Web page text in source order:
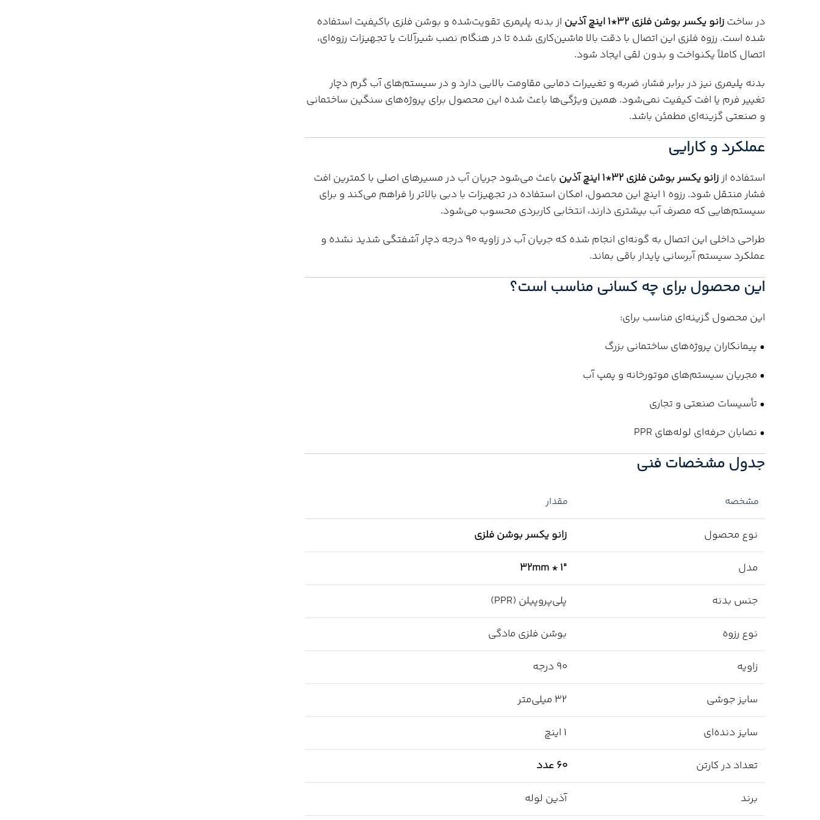
در ساختزانو یکسر بوشن فلزی 32*1 اینچ آذین
از بدنه پلیمری تقویت‌شده و بوشن فلزی باکیفیت استفاده
شده است. رزوه فلزی این اتصال با دقت بالا ماشین‌کاری شده تا در هنگام نصب شیرآلات یا تجهیزات رزوه‌ای،
اتصال کاملاً یکنواخت و بدون لقی ایجاد شود.
بدنه پلیمری نیز در برابر فشار، ضربه و تغییرات دمایی مقاومت بالایی دارد و در سیستم‌های آب گرم دچار
تغییر فرم یا افت کیفیت نمی‌شود. همین ویژگی‌ها باعث شده این محصول برای پروژه‌های سنگین ساختمانی
و صنعتی گزینه‌ای مطمئن باشد.
عملکرد و کارایی
استفاده اززانو یکسر بوشن فلزی 32*1 اینچ آذین
باعث می‌شود جریان آب در مسیرهای اصلی با کمترین افت
فشار منتقل شود. رزوه 1 اینچ این محصول، امکان استفاده در تجهیزات با دبی بالاتر را فراهم می‌کند و برای
سیستم‌هایی که مصرف آب بیشتری دارند، انتخابی کاربردی محسوب می‌شود.
طراحی داخلی این اتصال به گونه‌ای انجام شده که جریان آب در زاویه 90 درجه دچار آشفتگی شدید نشده و
عملکرد سیستم آبرسانی پایدار باقی بماند.
این محصول برای چه کسانی مناسب است؟
این محصول گزینه‌ای مناسب برای:
• پیمانکاران پروژه‌های ساختمانی بزرگ
• مجریان سیستم‌های موتورخانه و پمپ آب
• تأسیسات صنعتی و تجاری
• نصابان حرفه‌ای لوله‌های PPR
جدول مشخصات فنی
مشخصه مقدار
نوع محصول زانو یکسر بوشن فلزی
مدل 32mm * 1″
جنس بدنه پلی‌پروپیلن (PPR)
نوع رزوه بوشن فلزی مادگی
زاویه 90 درجه
سایز جوشی 32 میلی‌متر
سایز دنده‌ای 1 اینچ
تعداد در کارتن 60 عدد
برند آذین لوله